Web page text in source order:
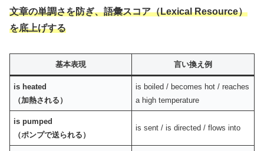
文章の単調さを防ぎ、語彙スコア（Lexical Resource）
を底上げする
基本表現 言い換え例
is heated
（加熱される）
is boiled / becomes hot / reaches
a high temperature
is pumped
（ポンプで送られる）
is sent / is directed / flows into